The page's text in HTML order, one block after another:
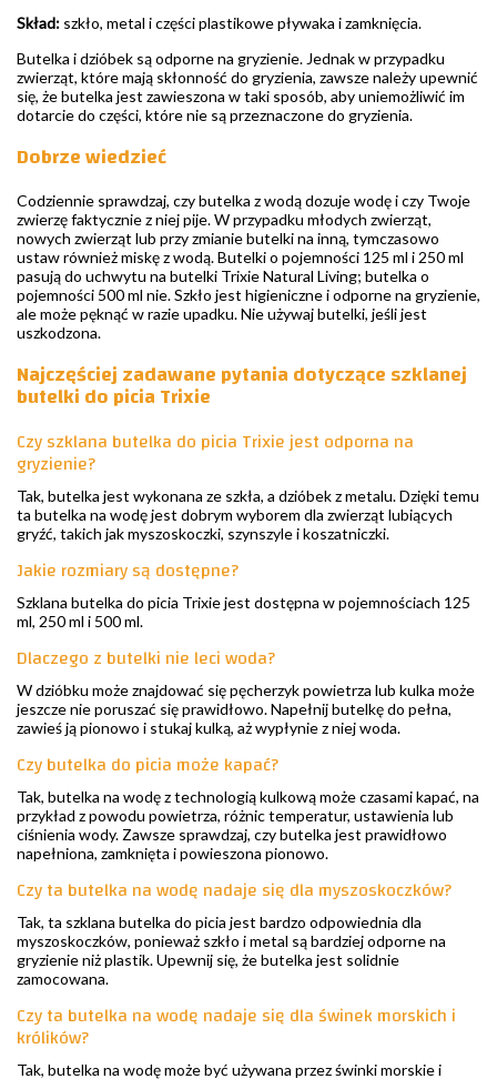
Skład: szkło, metal i części plastikowe pływaka i zamknięcia.
Butelka i dzióbek są odporne na gryzienie. Jednak w przypadku
zwierząt, które mają skłonność do gryzienia, zawsze należy upewnić
się, że butelka jest zawieszona w taki sposób, aby uniemożliwić im
dotarcie do części, które nie są przeznaczone do gryzienia.
Dobrze wiedzieć
Codziennie sprawdzaj, czy butelka z wodą dozuje wodę i czy Twoje
zwierzę faktycznie z niej pije. W przypadku młodych zwierząt,
nowych zwierząt lub przy zmianie butelki na inną, tymczasowo
ustaw również miskę z wodą. Butelki o pojemności 125 ml i 250 ml
pasują do uchwytu na butelki Trixie Natural Living; butelka o
pojemności 500 ml nie. Szkło jest higieniczne i odporne na gryzienie,
ale może pęknąć w razie upadku. Nie używaj butelki, jeśli jest
uszkodzona.
Najczęściej zadawane pytania dotyczące szklanej
butelki do picia Trixie
Czy szklana butelka do picia Trixie jest odporna na
gryzienie?
Tak, butelka jest wykonana ze szkła, a dzióbek z metalu. Dzięki temu
ta butelka na wodę jest dobrym wyborem dla zwierząt lubiących
gryźć, takich jak myszoskoczki, szynszyle i koszatniczki.
Jakie rozmiary są dostępne?
Szklana butelka do picia Trixie jest dostępna w pojemnościach 125
ml, 250 ml i 500 ml.
Dlaczego z butelki nie leci woda?
W dzióbku może znajdować się pęcherzyk powietrza lub kulka może
jeszcze nie poruszać się prawidłowo. Napełnij butelkę do pełna,
zawieś ją pionowo i stukaj kulką, aż wypłynie z niej woda.
Czy butelka do picia może kapać?
Tak, butelka na wodę z technologią kulkową może czasami kapać, na
przykład z powodu powietrza, różnic temperatur, ustawienia lub
ciśnienia wody. Zawsze sprawdzaj, czy butelka jest prawidłowo
napełniona, zamknięta i powieszona pionowo.
Czy ta butelka na wodę nadaje się dla myszoskoczków?
Tak, ta szklana butelka do picia jest bardzo odpowiednia dla
myszoskoczków, ponieważ szkło i metal są bardziej odporne na
gryzienie niż plastik. Upewnij się, że butelka jest solidnie
zamocowana.
Czy ta butelka na wodę nadaje się dla świnek morskich i
królików?
Tak, butelka na wodę może być używana przez świnki morskie i